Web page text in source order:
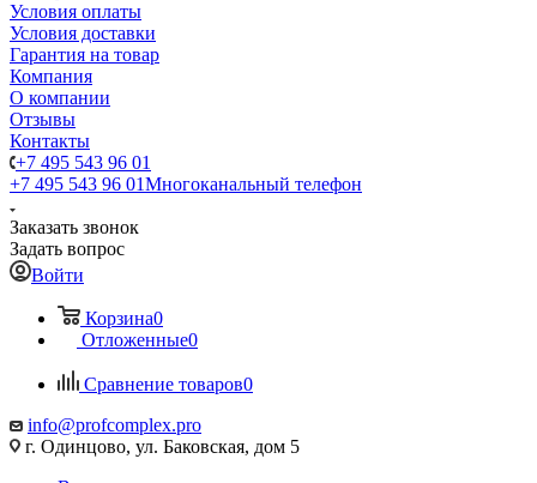
Условия оплаты
Условия доставки
Гарантия на товар
Компания
О компании
Отзывы
Контакты
+7 495 543 96 01
+7 495 543 96 01Многоканальный телефон
Заказать звонок
Задать вопрос
Войти
Корзина0
Отложенные0
Сравнение товаров0
info@profcomplex.pro
г. Одинцово, ул. Баковская, дом 5